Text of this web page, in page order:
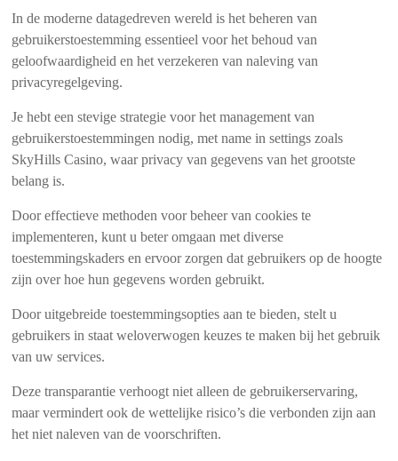
In de moderne datagedreven wereld is het beheren van
gebruikerstoestemming essentieel voor het behoud van
geloofwaardigheid en het verzekeren van naleving van
privacyregelgeving.
Je hebt een stevige strategie voor het management van
gebruikerstoestemmingen nodig, met name in settings zoals
SkyHills Casino, waar privacy van gegevens van het grootste
belang is.
Door effectieve methoden voor beheer van cookies te
implementeren, kunt u beter omgaan met diverse
toestemmingskaders en ervoor zorgen dat gebruikers op de hoogte
zijn over hoe hun gegevens worden gebruikt.
Door uitgebreide toestemmingsopties aan te bieden, stelt u
gebruikers in staat weloverwogen keuzes te maken bij het gebruik
van uw services.
Deze transparantie verhoogt niet alleen de gebruikerservaring,
maar vermindert ook de wettelijke risico’s die verbonden zijn aan
het niet naleven van de voorschriften.